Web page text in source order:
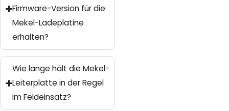
Firmware-Version für die
Mekel-Ladeplatine
erhalten?
Wie lange hält die Mekel-
Leiterplatte in der Regel
im Feldeinsatz?